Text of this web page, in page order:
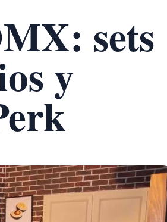
sets
y